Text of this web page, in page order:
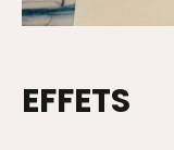
EFFETS